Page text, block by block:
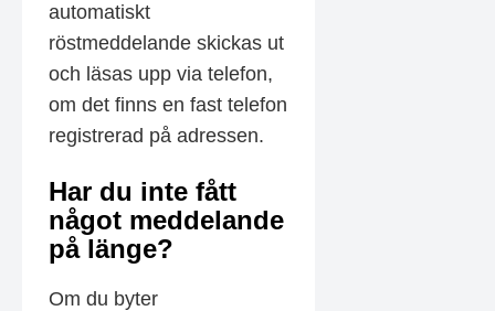
automatiskt
röstmeddelande skickas ut
och läsas upp via telefon,
om det finns en fast telefon
registrerad på adressen.
Har du inte fått
något meddelande
på länge?
Om du byter